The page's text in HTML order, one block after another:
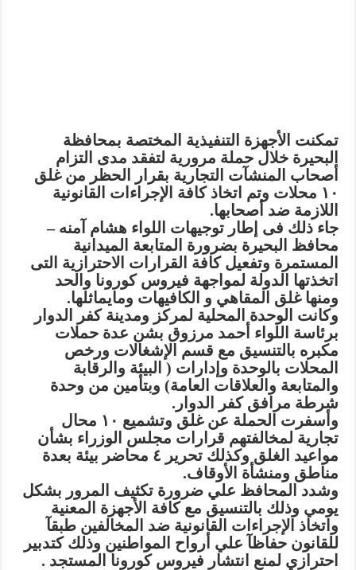
تمكنت الأجهزة التنفيذية المختصة بمحافظة
البحيرة خلال حملة مرورية لتفقد مدى التزام
أصحاب المنشآت التجارية بقرار الحظر من غلق
١٠ محلات وتم اتخاذ كافة الإجراءات القانونية
اللازمة ضد أصحابها.
جاء ذلك فى إطار توجيهات اللواء هشام آمنه –
محافظ البحيرة بضرورة المتابعة الميدانية
المستمرة وتفعيل كافة القرارات الاحترازية التى
اتخذتها الدولة لمواجهة فيروس كورونا والحد
ومنها غلق المقاهي و الكافيهات ومايماثلها.
وكانت الوحدة المحلية لمركز ومدينة كفر الدوار
برئاسة اللواء أحمد مرزوق بشن عدة حملات
مكبره بالتنسيق مع قسم الإشغالات ورخص
المحلات بالوحدة وإدارات ( البيئة والرقابة
والمتابعة والعلاقات العامة) وبتأمين من وحدة
شرطة مرافق كفر الدوار.
وأسفرت الحملة عن غلق وتشميع ١٠ محال
تجارية لمخالفتهم قرارات مجلس الوزراء بشأن
مواعيد الغلق وكذلك تحرير ٤ محاضر بيئة بعدة
مناطق ومنشأة الأوقاف.
وشدد المحافظ علي ضرورة تكثيف المرور بشكل
يومي وذلك بالتنسيق مع كافة الأجهزة المعنية
واتخاذ الإجراءات القانونية ضد المخالفين طبقآ
للقانون حفاظآ علي أرواح المواطنين وذلك كتدبير
احترازي لمنع انتشار فيروس كورونا المستجد .